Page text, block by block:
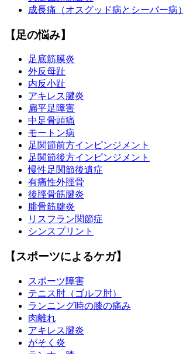
成長痛（オスグッド病とシーバー病）
【足の悩み】
足底筋膜炎
外反母趾
内反小趾
アキレス腱炎
扁平足障害
中足骨頭痛
モートン病
足関節前方インピンジメント
足関節後方インピンジメント
慢性足関節後遺症
有痛性外脛骨
後脛骨筋腱炎
腓骨筋腱炎
リスフラン関節症
シンスプリント
【スポーツによるケガ】
スポーツ障害
テニス肘（ゴルフ肘）
ランニング時の膝の痛み
肉離れ
アキレス腱炎
がそく炎